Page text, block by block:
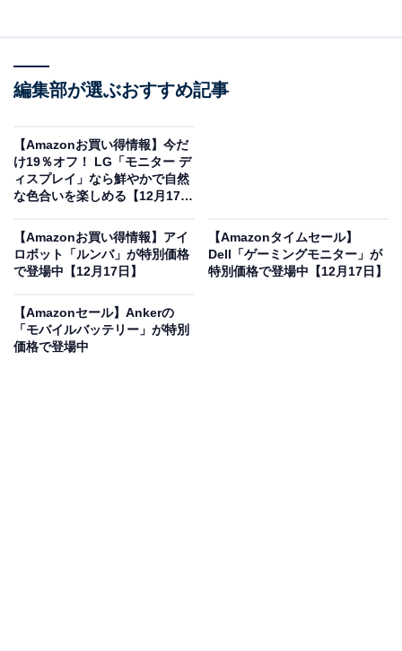
この商品のおすすめポイントは？
ライン授業でも安心。急速充電機能を使えば、わずか5
分の充電で3時間の再生が可能です。
で、イコライザー設定や「ボイスアウェア」機能など、
高品質33㎜ダイナミックドライバーによる迫力の低音と
シスタントも快適。軽量デザインで持ち運びやすく、全
4色展開でおしゃれな見た目もポイントです。また、
編集部が選ぶおすすめ記事
【Amazonお買い得情報】今だ
け19％オフ！ LG「モニター デ
ィスプレイ」なら鮮やかで自然
な色合いを楽しめる【12月17
【Amazonお買い得情報】アイ
ロボット「ルンバ」が特別価格
で登場中【12月17日】
【Amazonタイムセール】
Dell「ゲーミングモニター」が
特別価格で登場中【12月17日】
【Amazonセール】Ankerの
「モバイルバッテリー」が特別
価格で登場中